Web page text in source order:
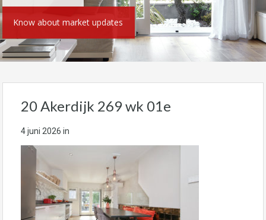
Know about market updates
20 Akerdijk 269 wk 01e
4 juni 2026 in